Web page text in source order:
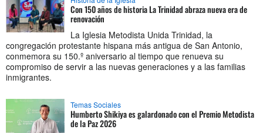
Con 150 años de historia La Trinidad abraza nueva era de
renovación
La Iglesia Metodista Unida Trinidad, la
congregación protestante hispana más antigua de San Antonio,
conmemora su 150.º aniversario al tiempo que renueva su
compromiso de servir a las nuevas generaciones y a las familias
inmigrantes.
Temas Sociales
Humberto Shikiya es galardonado con el Premio Metodista
de la Paz 2026